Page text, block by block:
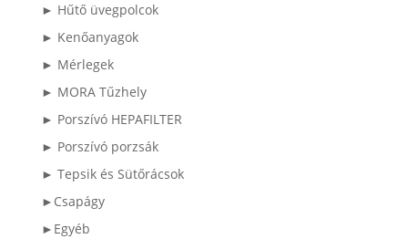
► Hűtő üvegpolcok
► Kenőanyagok
► Mérlegek
► MORA Tűzhely
► Porszívó HEPAFILTER
► Porszívó porzsák
► Tepsik és Sütőrácsok
►Csapágy
►Egyéb